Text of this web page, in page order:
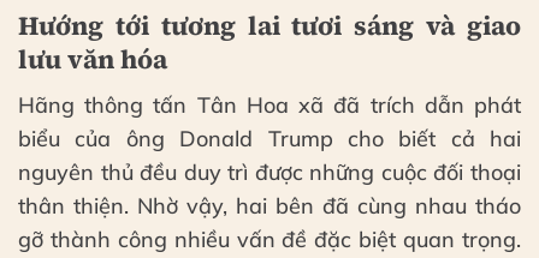
Hướng tới tương lai tươi sáng và giao
lưu văn hóa
Hãng thông tấn Tân Hoa xã đã trích dẫn phát
biểu của ông Donald Trump cho biết cả hai
nguyên thủ đều duy trì được những cuộc đối thoại
thân thiện. Nhờ vậy, hai bên đã cùng nhau tháo
gỡ thành công nhiều vấn đề đặc biệt quan trọng.